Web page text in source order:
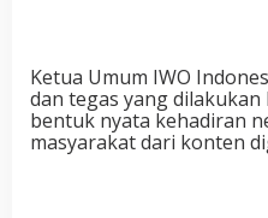
Ketua Umum IWO
dan tegas yang dilakukan
bentuk nyata kehadiran
masyarakat dari konten